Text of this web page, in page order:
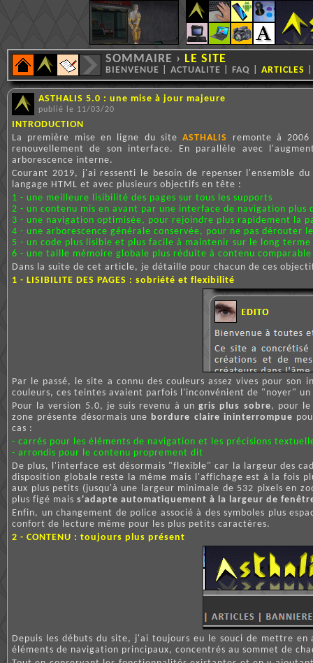
SOMMAIRE › LE SITE
BIENVENUE ACTUALITE FAQ ARTICLES
ASTHALIS 5.0 : une mise à jour majeure
publié le 11/03/20
INTRODUCTION
La première mise en ligne du siteASTHALIS
remonte à 2006
renouvellement de son interface. En parallèle avec
arborescence interne.
Courant 2019, j'ai ressenti le besoin de repenser l'ensemble
langage HTML et avec plusieurs objectifs en tête :
1 - une meilleure lisibilité des pages sur tous les supports
2 - un contenu mis en avant par une interface de navigation plus
3 - une navigation optimisée, pour rejoindre plus rapidement la
4 - une arborescence générale conservée, pour ne pas dérouter
5 - un code plus lisible et plus facile à maintenir sur le long terme
6 - une taille mémoire globale plus réduite à contenu comparable
Dans la suite de cet article, je détaille pour chacun de ces
1 - LISIBILITE DES PAGES : sobriété et flexibilité
Par le passé, le site a connu des couleurs assez vives pour
couleurs, ces teintes avaient parfois l'inconvénient de "noyer"
Pour la version 5.0, je suis revenu à ungris plus sobre, pour le
zone présente désormais une bordure claire ininterrompue
cas :
- carrés pour les éléments de navigation et les précisions
- arrondis pour le contenu proprement dit
De plus, l'interface est désormais "flexible" car la largeur des
disposition globale reste la même mais l'affichage est à la fois
aux plus petits (jusqu'à une largeur minimale de 532 pixels en
plus figé mais s'adapte automatiquement à la largeur de
Enfin, un changement de police associé à des symboles plus
confort de lecture même pour les plus petits caractères.
2 - CONTENU : toujours plus présent
Depuis les débuts du site, j'ai toujours eu le souci de mettre
éléments de navigation principaux, concentrés au sommet de